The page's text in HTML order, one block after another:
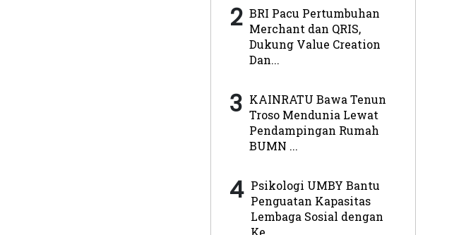
2 BRI Pacu Pertumbuhan
Merchant dan QRIS,
Dukung Value Creation
Dan...
3 KAINRATU Bawa Tenun
Troso Mendunia Lewat
Pendampingan Rumah
BUMN ...
4 Psikologi UMBY Bantu
Penguatan Kapasitas
Lembaga Sosial dengan
Ke...